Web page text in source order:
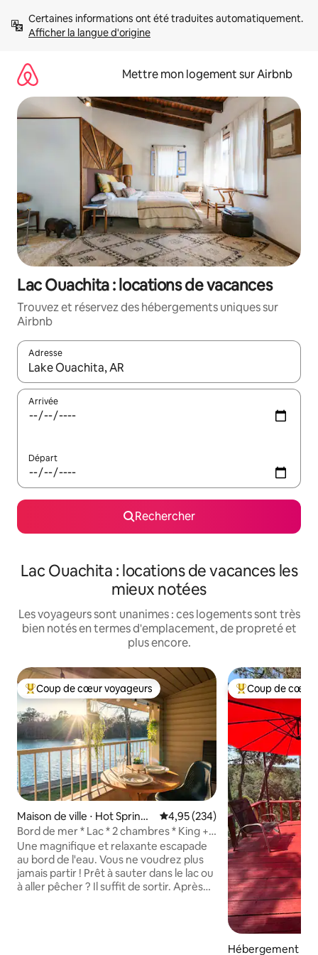
directement
Afficher la langue d'origine
Mettre mon logement sur Airbnb
Lac Ouachita : locations de vacances
Trouvez et réservez des hébergements uniques sur
Airbnb
Adresse
Lorsque les résultats s'affichent, utilisez les flèches vers le
Arrivée
Départ
Rechercher
Lac Ouachita : locations de vacances les
mieux notées
Les voyageurs sont unanimes : ces logements sont très
bien notés en termes d'emplacement, de propreté et
plus encore.
Coups de cœur voyageurs les plus appréciés
Coup de cœur voyageurs
Maison de ville ⋅ Hot Springs
National Park
Évaluation moyenne sur la
4,95 (234)
Bord de mer * Lac * 2 chambres * King +
Queen *
Une magnifique et relaxante escapade
au bord de l'eau. Vous ne voudrez plus
jamais partir ! Prêt à sauter dans le lac ou
à aller pêcher ? Il suffit de sortir. Après
Coups de cœur
Coup de cœur
Hébergement ⋅